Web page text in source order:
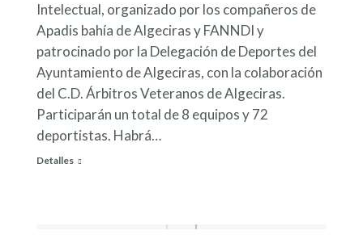
Intelectual, organizado por los compañeros de
Apadis bahía de Algeciras y FANNDI y
patrocinado por la Delegación de Deportes del
Ayuntamiento de Algeciras, con la colaboración
del C.D. Árbitros Veteranos de Algeciras.
Participarán un total de 8 equipos y 72
deportistas. Habrá…
Detalles